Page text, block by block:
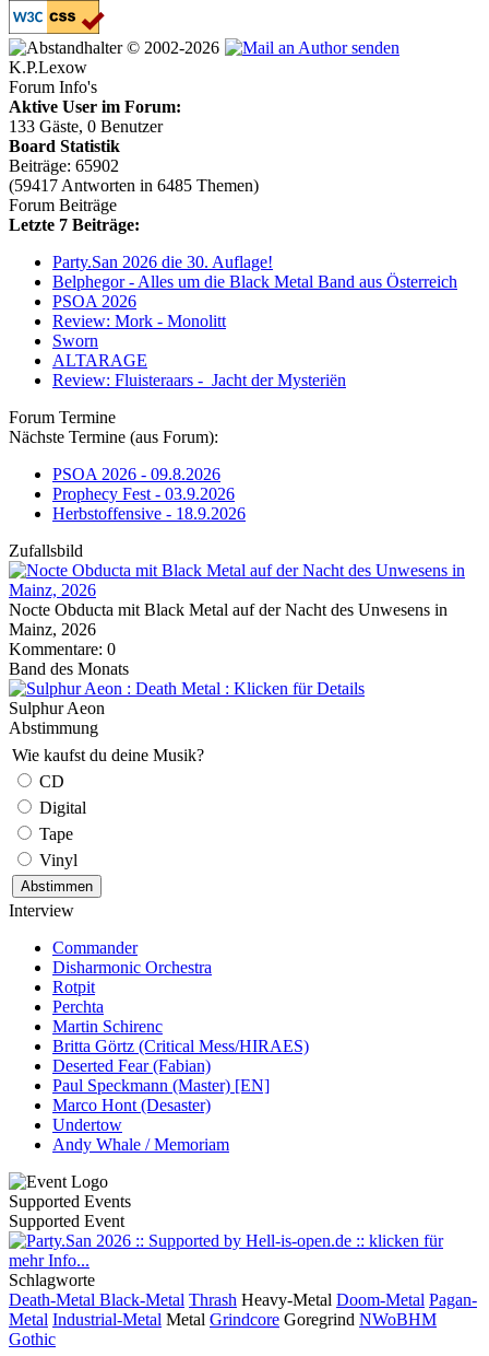
© 2002-2026
K.P.Lexow
Forum Info's
Aktive User im Forum:
133 Gäste, 0 Benutzer
Board Statistik
Beiträge: 65902
(59417 Antworten in 6485 Themen)
Forum Beiträge
Letzte 7 Beiträge:
Party.San 2026 die 30. Auflage!
Belphegor - Alles um die Black Metal Band aus Österreich
PSOA 2026
Review: Mork - Monolitt
Sworn
ALTARAGE
Review: Fluisteraars - Jacht der Mysteriën
Forum Termine
Nächste Termine (aus Forum):
PSOA 2026 - 09.8.2026
Prophecy Fest - 03.9.2026
Herbstoffensive - 18.9.2026
Zufallsbild
Nocte Obducta mit Black Metal auf der Nacht des Unwesens in
Mainz, 2026
Kommentare: 0
Band des Monats
Sulphur Aeon
Abstimmung
Wie kaufst du deine Musik?
CD
Digital
Tape
Vinyl
Interview
Commander
Disharmonic Orchestra
Rotpit
Perchta
Martin Schirenc
Britta Görtz (Critical Mess/HIRAES)
Deserted Fear (Fabian)
Paul Speckmann (Master) [EN]
Marco Hont (Desaster)
Undertow
Andy Whale / Memoriam
Supported Events
Supported Event
Schlagworte
Death-Metal Black-Metal Thrash Heavy-Metal Doom-Metal Pagan-
Metal Industrial-Metal Metal Grindcore Goregrind NWoBHM
Gothic